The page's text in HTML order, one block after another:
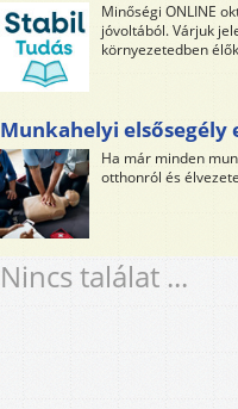
Minőségi ONLINE
jóvoltából. Várjuk
környezetedben
Munkahelyi elsősegély
Ha már minden
otthonról és
Nincs találat ...